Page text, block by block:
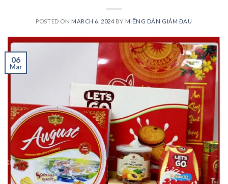
POSTED ON MARCH 6, 2024 BY MIẾNG DÁN GIẢM ĐAU
06
Mar